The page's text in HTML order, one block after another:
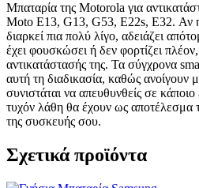
Μπαταρία της Motorola για
Moto E13, G13, G53, E22s, E32. Αν
διαρκεί πια πολύ λίγο, αδειάζει
έχει φουσκώσει ή δεν φορτίζει
αντικατάστασής της. Τα σύγχρονα
αυτή τη διαδικασία, καθώς ανοίγουν
συνιστάται να απευθυνθείς σε
τυχόν λάθη θα έχουν ως αποτέλεσμα
της συσκευής σου.
Σχετικά προϊόντα